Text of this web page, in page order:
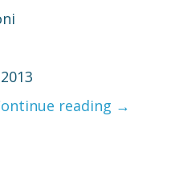
reading →